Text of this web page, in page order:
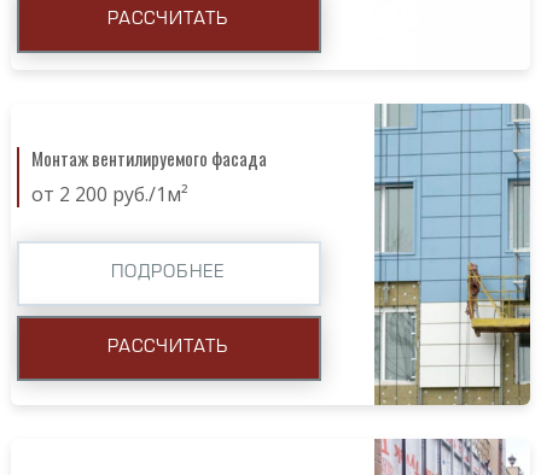
РАССЧИТАТЬ
Монтаж вентилируемого фасада
от 2 200 руб./1м²
ПОДРОБНЕЕ
РАССЧИТАТЬ